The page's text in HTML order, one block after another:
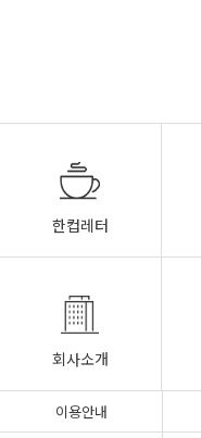
한컵레터
회사소개
이용안내